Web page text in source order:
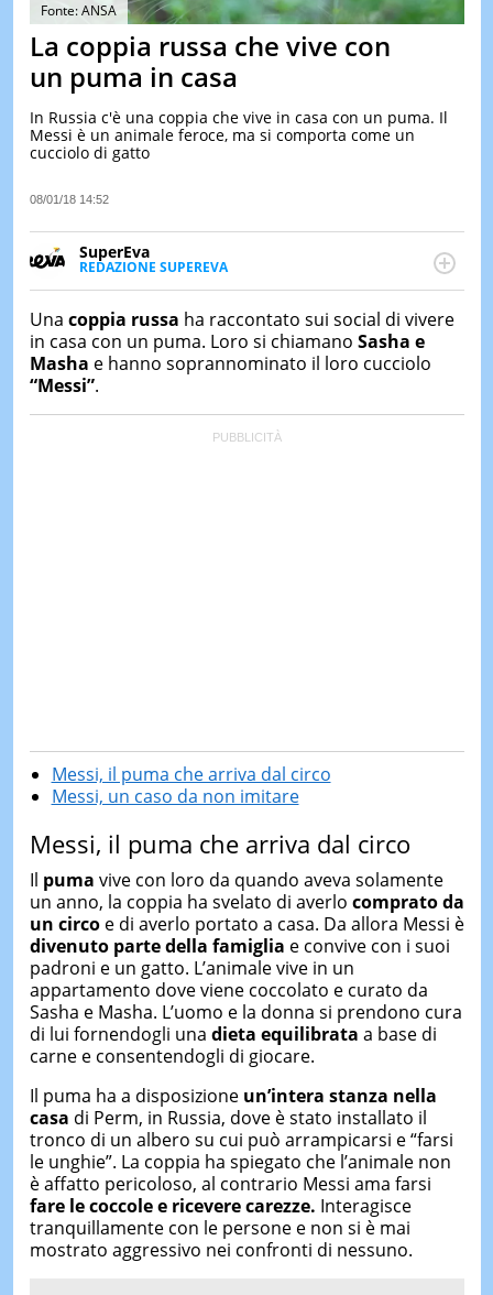
&
TEST
LE
DI
IERI
Fonte: ANSA
La coppia russa che vive con
un puma in casa
In Russia c'è una coppia che vive in casa con un puma. Il
Messi è un animale feroce, ma si comporta come un
cucciolo di gatto
08/01/18 14:52
SuperEva
REDAZIONE SUPEREVA
SuperEva è il magazine di Italiaonline dedicato a
Pensato per tutti ma soprattutto per la GenZ, molto
“social” e sempre in cerca di notizie originali. Dalle
tendenze del momento ai fatti più strani alle
scoperte più divertenti: mille storie da scoprire ogni
giorno”
Una coppia russa ha raccontato sui social di vivere
in casa con un puma. Loro si chiamano Sasha e
Masha e hanno soprannominato il loro cucciolo
“Messi”.
Messi, il puma che arriva dal circo
Messi, un caso da non imitare
Messi, il puma che arriva dal circo
Il puma vive con loro da quando aveva solamente
un anno, la coppia ha svelato di averlo comprato da
un circoe di averlo portato a casa. Da allora Messi è
divenuto parte della famiglia e convive con i suoi
padroni e un gatto. L’animale vive in un
appartamento dove viene coccolato e curato da
Sasha e Masha. L’uomo e la donna si prendono cura
di lui fornendogli una dieta equilibrata a base di
carne e consentendogli di giocare.
Il puma ha a disposizione un’intera stanza nella
casa di Perm, in Russia, dove è stato installato il
tronco di un albero su cui può arrampicarsi e “farsi
le unghie”. La coppia ha spiegato che l’animale non
è affatto pericoloso, al contrario Messi ama farsi
fare le coccole e ricevere carezze. Interagisce
tranquillamente con le persone e non si è mai
mostrato aggressivo nei confronti di nessuno.